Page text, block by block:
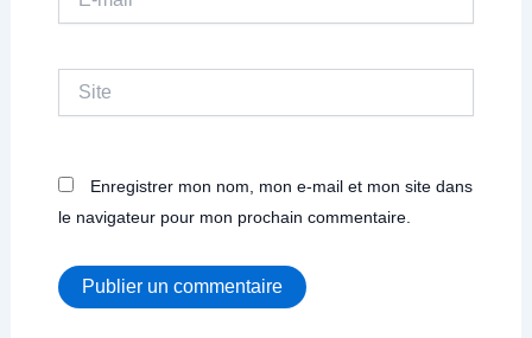
mail*
Enregistrer mon nom, mon e-mail et mon site dans
le navigateur pour mon prochain commentaire.